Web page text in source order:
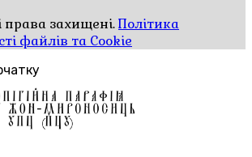
права захищені.Політика
файлів та Cookie